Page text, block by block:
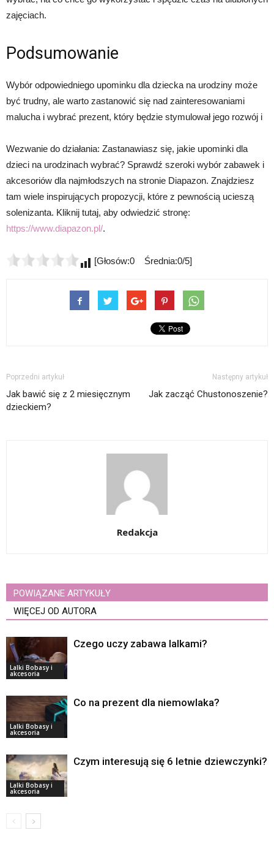
zajęciach.
Podsumowanie
Wybór odpowiedniego upominku dla dziecka na urodziny może
być trudny, ale warto zastanowić się nad zainteresowaniami
malucha i wybrać prezent, który będzie stymulował jego rozwój i
Wezwanie do działania: Zastanawiasz się, jakie upominki dla
dzieci na urodzinach wybrać? Sprawdź szeroki wybór zabawek i
akcesoriów dla najmłodszych na stronie Diapazon. Znajdziesz
tam wiele inspirujących propozycji, które z pewnością ucieszą
solenizanta. Kliknij tutaj, aby odwiedzić stronę:
https://www.diapazon.pl/.
[Głosów:0 Średnia:0/5]
Poprzedni artykuł
Jak bawić się z 2 miesięcznym
dzieckiem?
Następny artykuł
Jak zacząć Chustonoszenie?
Redakcja
POWIĄZANE ARTYKUŁY
WIĘCEJ OD AUTORA
Lalki Bobasy i
akcesoria
Czego uczy zabawa lalkami?
Lalki Bobasy i
akcesoria
Co na prezent dla niemowlaka?
Lalki Bobasy i
akcesoria
Czym interesują się 6 letnie dziewczynki?